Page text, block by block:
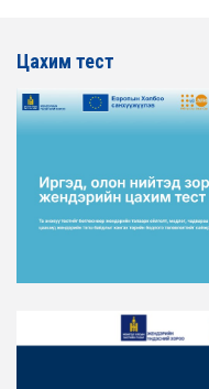
Цахим тест